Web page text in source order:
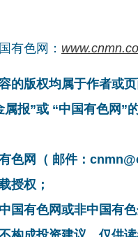
有色网：
的版权均属于作者或页
报”或 “中国有色网”
色网（ 邮件：
授权；
国有色网或非中国有